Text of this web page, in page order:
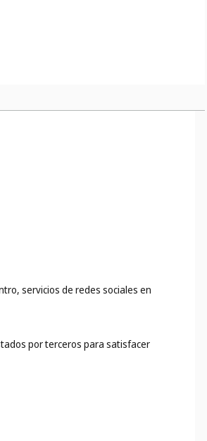
servicios de redes sociales en
por terceros para satisfacer